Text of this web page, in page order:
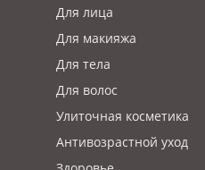
Для лица
Для макияжа
Для тела
Для волос
Улиточная косметика
Антивозрастной уход